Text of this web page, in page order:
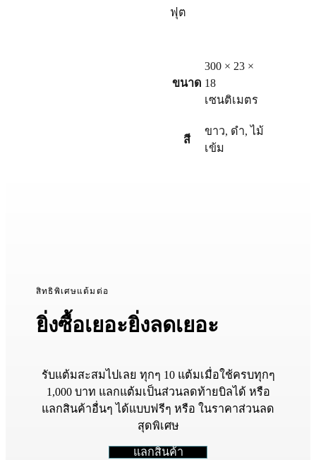
ฟุต
ขนาด
300 × 23 ×
18
เซนติเมตร
สี
ขาว, ดำ, ไม้
เข้ม
ยิ่งซื้อเยอะยิ่งลดเยอะ
สิทธิพิเศษแต้มต่อ
รับแต้มสะสมไปเลย ทุกๆ 10 แต้มเมื่อใช้ครบทุกๆ
1,000 บาท แลกแต้มเป็นส่วนลดท้ายบิลได้ หรือ
แลกสินค้าอื่นๆ ได้แบบฟรีๆ หรือ ในราคาส่วนลด
สุดพิเศษ
แลกสินค้า